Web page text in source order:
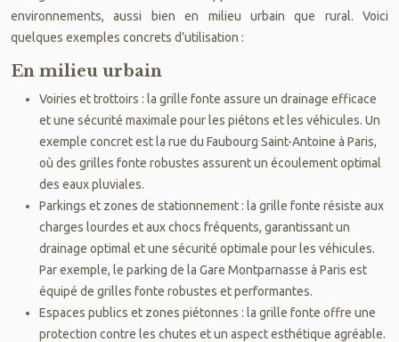
environnements, aussi bien en milieu urbain que rural. Voici
quelques exemples concrets d’utilisation :
En milieu urbain
Voiries et trottoirs : la grille fonte assure un drainage efficace
et une sécurité maximale pour les piétons et les véhicules. Un
exemple concret est la rue du Faubourg Saint-Antoine à Paris,
où des grilles fonte robustes assurent un écoulement optimal
des eaux pluviales.
Parkings et zones de stationnement : la grille fonte résiste aux
charges lourdes et aux chocs fréquents, garantissant un
drainage optimal et une sécurité optimale pour les véhicules.
Par exemple, le parking de la Gare Montparnasse à Paris est
équipé de grilles fonte robustes et performantes.
Espaces publics et zones piétonnes : la grille fonte offre une
protection contre les chutes et un aspect esthétique agréable.